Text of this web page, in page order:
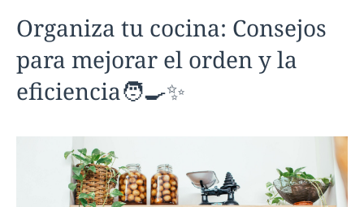
Organiza tu cocina: Consejos
para mejorar el orden y la
eficiencia🧑‍🍳✨